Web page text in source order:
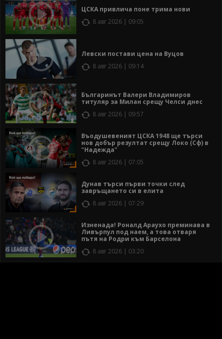
ЦСКА привлича поне трима нови
8 авг 2026 | 09:05
Левски постави цена на Вуцов
8 авг 2026 | 09:14
Българинът Валери Владимиров
титуляр за Милан срещу Челси днес
8 авг 2026 | 09:57
Въодушевеният ЦСКА 1948 ще търси
нов добър резултат срещу Локо (Сф) в
"Надежда"
8 авг 2026 | 07:05
Дунав търси първи точки след
завръщането си в елита
8 авг 2026 | 07:29
Изненада! Роналд Араухо преминава в
Ливърпул под наем, а това отваря
пътя на Родри към Барселона
8 авг 2026 | 03:20